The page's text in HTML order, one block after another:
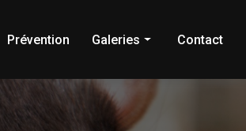
Prévention Galeries
Dératisation
Frelons
Contact